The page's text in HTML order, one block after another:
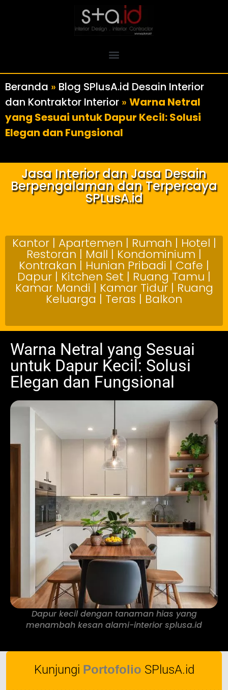
Beranda » Blog SPlusA.id Desain Interior
dan Kontraktor Interior » Warna Netral
yang Sesuai untuk Dapur Kecil: Solusi
Elegan dan Fungsional
Jasa Interior dan Jasa Desain
Berpengalaman dan Terpercaya
SPLusA.id
Kantor | Apartemen | Rumah | Hotel |
Restoran | Mall | Kondominium |
Kontrakan | Hunian Pribadi | Cafe |
Dapur | Kitchen Set | Ruang Tamu |
Kamar Mandi | Kamar Tidur | Ruang
Keluarga | Teras | Balkon
Warna Netral yang Sesuai
untuk Dapur Kecil: Solusi
Elegan dan Fungsional
Dapur kecil dengan tanaman hias yang
menambah kesan alami-interior splusa.id
Kunjungi Portofolio SPlusA.id